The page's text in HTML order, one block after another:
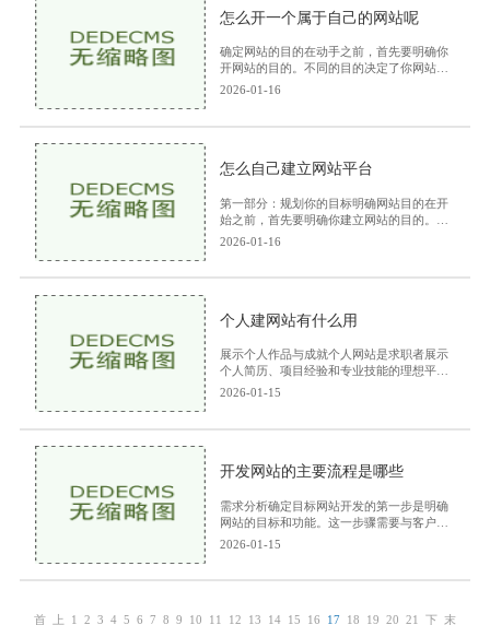
怎么开一个属于自己的网站呢
确定网站的目的在动手之前，首先要明确你
开网站的目的。不同的目的决定了你网站的
结构和内容。个人博客：分享生活、兴趣、
2026-01-16
怎么自己建立网站平台
第一部分：规划你的目标明确网站目的在开
始之前，首先要明确你建立网站的目的。是
为了展示个人作品、分享知识、进行电子商
2026-01-16
个人建网站有什么用
展示个人作品与成就个人网站是求职者展示
个人简历、项目经验和专业技能的理想平
台。通过网站，你可以创建在线简历：与传
2026-01-15
开发网站的主要流程是哪些
需求分析确定目标网站开发的第一步是明确
网站的目标和功能。这一步骤需要与客户进
行充分的沟通，了解其需求。目标可以是展
2026-01-15
首 上 1 2 3 4 5 6 7 8 9 10 11 12 13 14 15 16 17 18 19 20 21 下 末